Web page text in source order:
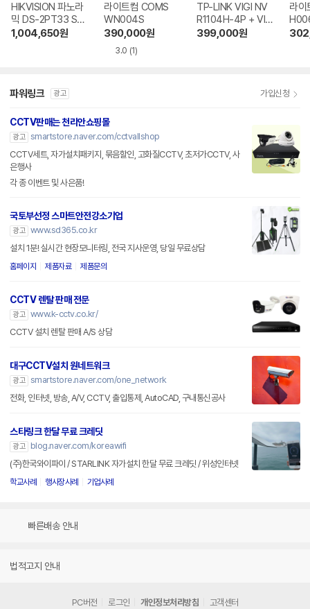
HIKVISION 파노라
믹 DS-2PT33 ST
COM + Pro Serie
1,004,650원
라이트컴 COMS
WN004S
390,000원
3.0 (1)
TP-LINK VIGI NV
R1104H-4P + VIG
I C340i
399,000원
라이
파워링크 광고 가입신청
CCTV판매는 천리안쇼핑몰
광고 smartstore.naver.com/cctvallshop
CCTV세트, 자가설치패키지, 묶음할인, 고화질CCTV, 초저가CCTV, 사
은행사
각 종 이벤트 및 사은품!
국토부선정 스마트안전강소기업
광고 www.sd365.co.kr
설치 1분! 실시간 현장모니터링, 전국 지사운영, 당일 무료상담
홈페이지 제품자료 제품문의
CCTV 렌탈 판매 전문
광고 www.k-cctv.co.kr/
CCTV 설치 렌탈 판매 A/S 상담
대구CCTV설치 원네트워크
광고 smartstore.naver.com/one_network
전화, 인터넷, 방송, A/V, CCTV, 출입통제, AutoCAD, 구내통신공사
스타링크 한달 무료 크레딧
광고
blog.naver.com/koreawifi
(주)한국와이파이 / STARLINK 자가설치 한달 무료 크레딧 / 위성인터넷
학교사례 행사장사례 기업사례
빠른배송 안내
법적고지 안내
PC버전 로그인 개인정보처리방침 고객센터